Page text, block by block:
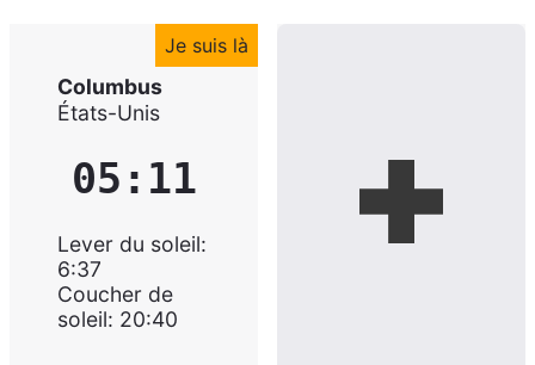
Je suis là
Columbus
États-Unis
05:11
Lever du soleil:
6:37
Coucher de
soleil: 20:40